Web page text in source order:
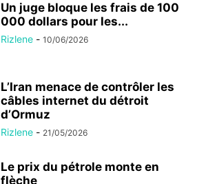
Un juge bloque les frais de 100
000 dollars pour les...
Rizlene - 10/06/2026
L’Iran menace de contrôler les
câbles internet du détroit
d’Ormuz
Rizlene - 21/05/2026
Le prix du pétrole monte en
flèche